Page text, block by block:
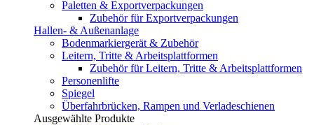
Paletten & Exportverpackungen
Zubehör für Exportverpackungen
Hallen- & Außenanlage
Bodenmarkiergerät & Zubehör
Leitern, Tritte & Arbeitsplattformen
Zubehör für Leitern, Tritte & Arbeitsplattformen
Personenlifte
Spiegel
Überfahrbrücken, Rampen und Verladeschienen
Ausgewählte Produkte